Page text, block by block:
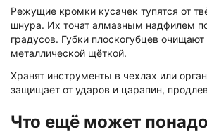
Режущие кромки кусачек тупятся от
шнура. Их точат алмазным надфилем
градусов. Губки плоскогубцев очищают
металлической щёткой.
Хранят инструменты в чехлах или
защищает от ударов и царапин,
Что ещё может